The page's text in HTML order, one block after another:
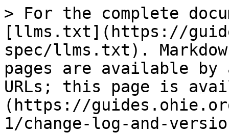
> For the complete
[llms.txt](https://
spec/llms.txt).
pages are available by
URLs; this page is
(https://
1/change-log-and-